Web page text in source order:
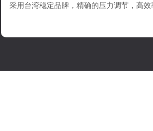
采用台湾稳定品牌，精确的压力调节，高效